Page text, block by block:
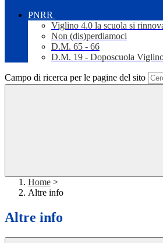
PNRR
Viglino 4.0 la scuola si
Non (dis)perdiamoci
D.M. 65 - 66
D.M. 19 - Doposcuola
Campo di ricerca per le pagine del sito
Home >
Altre info
Altre info